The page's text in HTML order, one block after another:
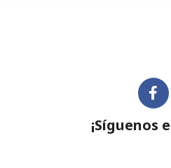
¡Síguenos